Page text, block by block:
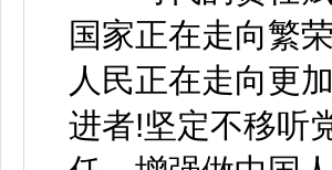
国家正在走向繁
人民正在走向更
进者!坚定不移听